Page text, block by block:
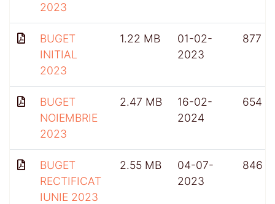
2023
BUGET
INITIAL
2023
1.22 MB
01-02-
2023
877
BUGET
NOIEMBRIE
2023
2.47 MB
16-02-
2024
654
BUGET
RECTIFICAT
IUNIE 2023
2.55 MB
04-07-
2023
846